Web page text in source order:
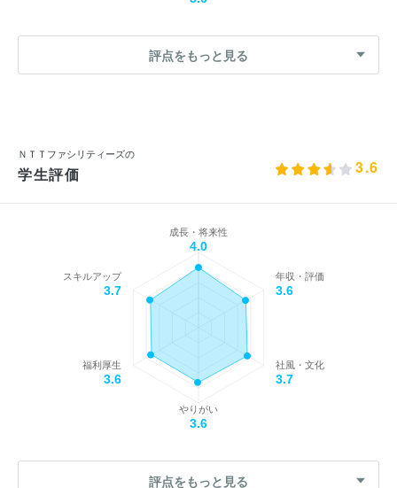
評点をもっと見る
ＮＴＴファシリティーズの
学生評価 3.6
成長・将来性
4.0
年収・評価
3.6
社風・文化
3.7
やりがい
3.6
福利厚生
3.6
スキルアップ
3.7
評点をもっと見る